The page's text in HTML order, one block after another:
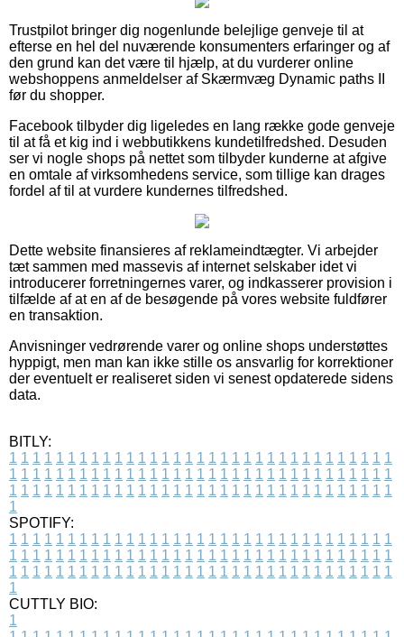
Trustpilot bringer dig nogenlunde belejlige genveje til at
efterse en hel del nuværende konsumenters erfaringer og af
den grund kan det være til hjælp, at du vurderer online
webshoppens anmeldelser af Skærmvæg Dynamic paths II
før du shopper.
Facebook tilbyder dig ligeledes en lang række gode genveje
til at få et kig ind i webbutikkens kundetilfredshed. Desuden
ser vi nogle shops på nettet som tilbyder kunderne at afgive
en omtale af virksomhedens service, som tillige kan drages
fordel af til at vurdere kundernes tilfredshed.
Dette website finansieres af reklameindtægter. Vi arbejder
tæt sammen med massevis af internet selskaber idet vi
introducerer forretningernes varer, og indkasserer provision i
tilfælde af at en af de besøgende på vores website fuldfører
en transaktion.
Anvisninger vedrørende varer og online shops understøttes
hyppigt, men man kan ikke stille os ansvarlig for korrektioner
der eventuelt er realiseret siden vi senest opdaterede sidens
data.
BITLY:
1 1 1 1 1 1 1 1 1 1 1 1 1 1 1 1 1 1 1 1 1 1 1 1 1 1 1 1 1 1 1 1 1
1 1 1 1 1 1 1 1 1 1 1 1 1 1 1 1 1 1 1 1 1 1 1 1 1 1 1 1 1 1 1 1 1
1 1 1 1 1 1 1 1 1 1 1 1 1 1 1 1 1 1 1 1 1 1 1 1 1 1 1 1 1 1 1 1 1
1
SPOTIFY:
1 1 1 1 1 1 1 1 1 1 1 1 1 1 1 1 1 1 1 1 1 1 1 1 1 1 1 1 1 1 1 1 1
1 1 1 1 1 1 1 1 1 1 1 1 1 1 1 1 1 1 1 1 1 1 1 1 1 1 1 1 1 1 1 1 1
1 1 1 1 1 1 1 1 1 1 1 1 1 1 1 1 1 1 1 1 1 1 1 1 1 1 1 1 1 1 1 1 1
1
CUTTLY BIO:
1